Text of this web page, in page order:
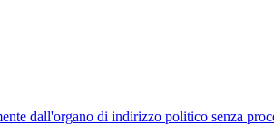
dall'organo di indirizzo politico senza